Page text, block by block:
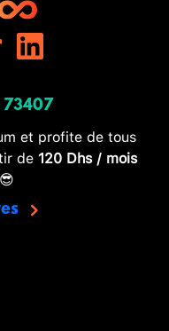
73407
et profite de tous
de 120 Dhs / mois